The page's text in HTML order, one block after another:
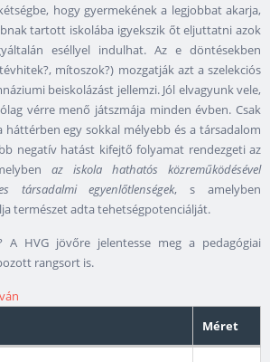
hogy gyermekének a legjobbat akarja,
tartott iskolába igyekszik őt eljuttatni azok
eséllyel indulhat. Az e döntésekben
mítoszok?) mozgatják azt a szelekciós
beiskolázást jellemzi. Jól elvagyunk vele,
vérre menő játszmája minden évben. Csak
háttérben egy sokkal mélyebb és a társadalom
negatív hatást kifejtő folyamat rendezgeti az
az iskola hathatós közreműködésével
társadalmi egyenlőtlenségek, s amelyben
természet adta tehetségpotenciálját.
A HVG jövőre jelentesse meg a pedagógiai
rangsort is.
Méret